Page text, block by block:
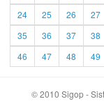
24
25 26 27
35
36 37 38
46
47 48 49
© 2010 Sigop -